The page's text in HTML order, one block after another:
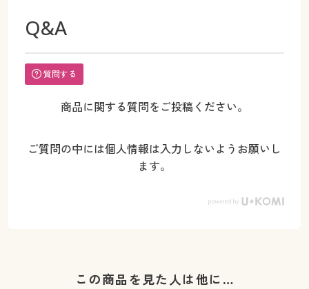
Q&A
質問する
商品に関する質問をご投稿ください。
ご質問の中には個人情報は入力しないようお願いし
ます。
この商品を見た人は他に…